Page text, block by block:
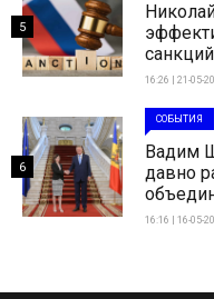
санкций
16:26 | 21-05-
5
СОБЫТИЯ
Вадим
давно
16:16 | 16-05-
6